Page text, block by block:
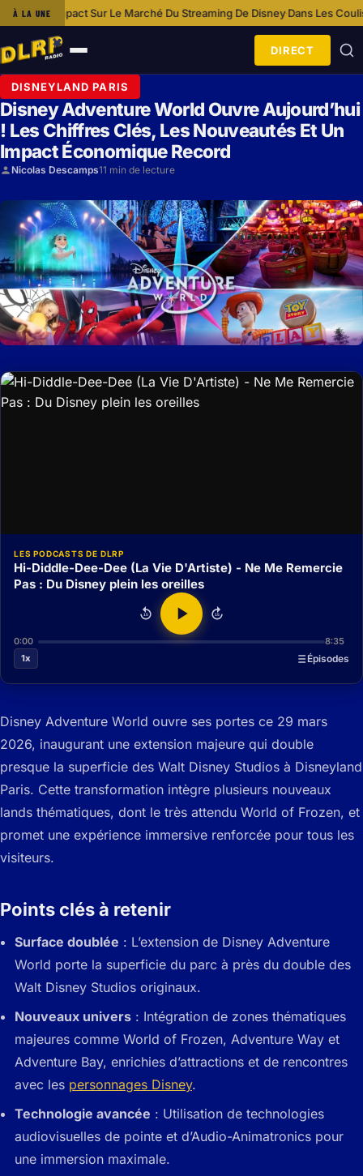
À LA UNE
Sur Le Marché Du Streaming De Disney·Dans Les Coulisses De
Ouvrir
le
menu
DIRECT
DISNEYLAND PARIS
Disney Adventure World Ouvre Aujourd’hui
! Les Chiffres Clés, Les Nouveautés Et Un
Impact Économique Record
Nicolas Descamps11 min de lecture
LES PODCASTS DE DLRP
Hi-Diddle-Dee-Dee (La Vie D'Artiste) - Ne Me Remercie
Pas : Du Disney plein les oreilles
15 15
0:00
8:35
1x
Épisodes
Disney Adventure World ouvre ses portes ce 29 mars
2026, inaugurant une extension majeure qui double
presque la superficie des Walt Disney Studios à Disneyland
Paris. Cette transformation intègre plusieurs nouveaux
lands thématiques, dont le très attendu World of Frozen, et
promet une expérience immersive renforcée pour tous les
visiteurs.
Points clés à retenir
Surface doublée : L’extension de Disney Adventure
World porte la superficie du parc à près du double des
Walt Disney Studios originaux.
Nouveaux univers : Intégration de zones thématiques
majeures comme World of Frozen, Adventure Way et
Adventure Bay, enrichies d’attractions et de rencontres
avec les personnages Disney.
Technologie avancée : Utilisation de technologies
audiovisuelles de pointe et d’Audio-Animatronics pour
une immersion maximale.